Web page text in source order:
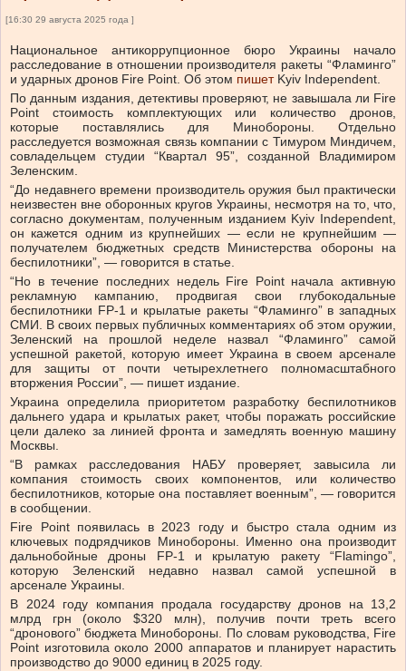
[16:30 29 августа 2025 года ]
Национальное антикоррупционное бюро Украины начало
расследование в отношении производителя ракеты “Фламинго”
и ударных дронов Fire Point. Об этом пишет Kyiv Independent.
По данным издания, детективы проверяют, не завышала ли Fire
Point стоимость комплектующих или количество дронов,
которые поставлялись для Минобороны. Отдельно
расследуется возможная связь компании с Тимуром Миндичем,
совладельцем студии “Квартал 95”, созданной Владимиром
Зеленским.
“До недавнего времени производитель оружия был практически
неизвестен вне оборонных кругов Украины, несмотря на то, что,
согласно документам, полученным изданием Kyiv Independent,
он кажется одним из крупнейших — если не крупнейшим —
получателем бюджетных средств Министерства обороны на
беспилотники”, — говорится в статье.
“Но в течение последних недель Fire Point начала активную
рекламную кампанию, продвигая свои глубокодальные
беспилотники FP-1 и крылатые ракеты “Фламинго” в западных
СМИ. В своих первых публичных комментариях об этом оружии,
Зеленский на прошлой неделе назвал “Фламинго” самой
успешной ракетой, которую имеет Украина в своем арсенале
для защиты от почти четырехлетнего полномасштабного
вторжения России”, — пишет издание.
Украина определила приоритетом разработку беспилотников
дальнего удара и крылатых ракет, чтобы поражать российские
цели далеко за линией фронта и замедлять военную машину
Москвы.
“В рамках расследования НАБУ проверяет, завысила ли
компания стоимость своих компонентов, или количество
беспилотников, которые она поставляет военным”, — говорится
в сообщении.
Fire Point появилась в 2023 году и быстро стала одним из
ключевых подрядчиков Минобороны. Именно она производит
дальнобойные дроны FP-1 и крылатую ракету “Flamingo”,
которую Зеленский недавно назвал самой успешной в
арсенале Украины.
В 2024 году компания продала государству дронов на 13,2
млрд грн (около $320 млн), получив почти треть всего
“дронового” бюджета Минобороны. По словам руководства, Fire
Point изготовила около 2000 аппаратов и планирует нарастить
производство до 9000 единиц в 2025 году.